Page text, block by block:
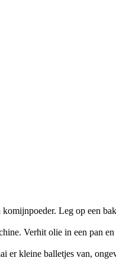
Leg op een
Verhit olie in een pan
er kleine balletjes van,